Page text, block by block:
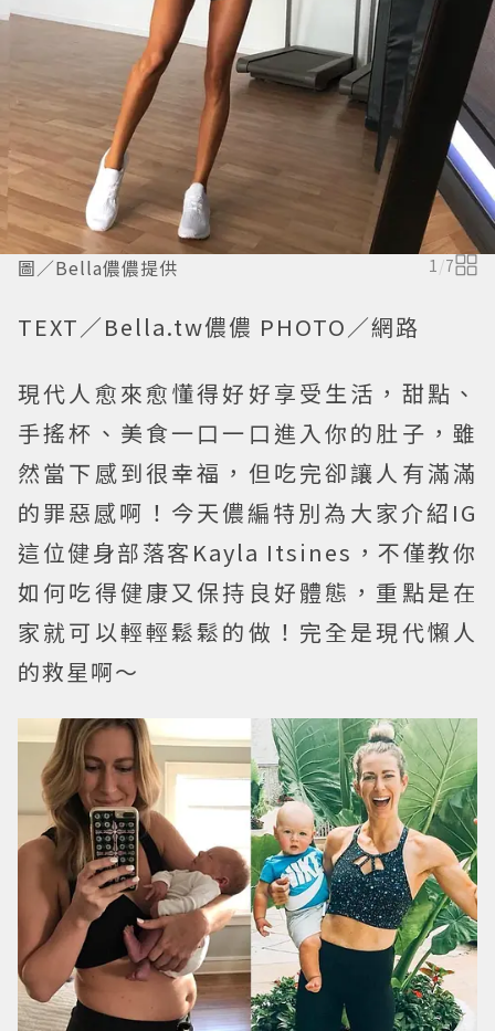
圖／Bella儂儂提供 1 /7
TEXT／Bella.tw儂儂 PHOTO／網路
現代人愈來愈懂得好好享受生活，甜點、
手搖杯、美食一口一口進入你的肚子，雖
然當下感到很幸福，但吃完卻讓人有滿滿
的罪惡感啊！今天儂編特別為大家介紹IG
這位健身部落客Kayla Itsines，不僅教你
如何吃得健康又保持良好體態，重點是在
家就可以輕輕鬆鬆的做！完全是現代懶人
的救星啊～